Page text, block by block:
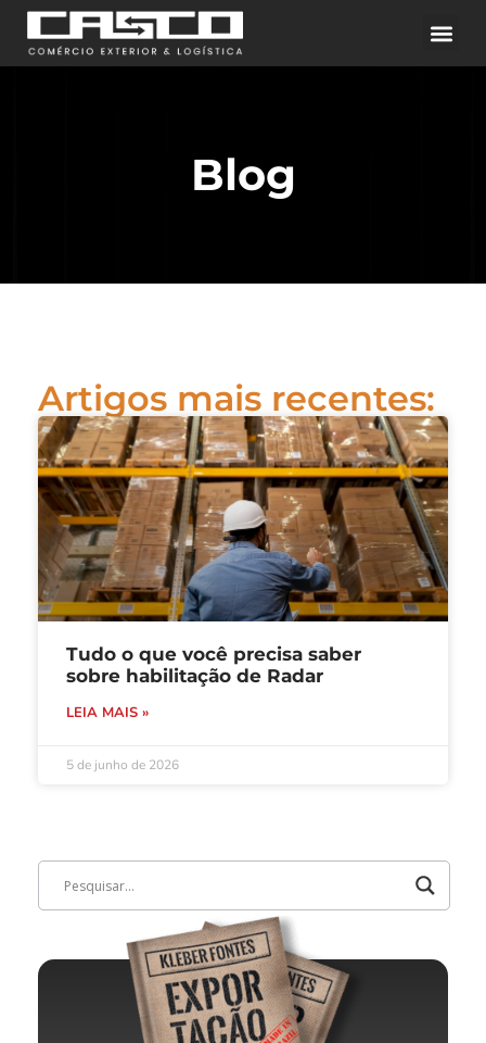
Blog
Artigos mais recentes:
Tudo o que você precisa saber
sobre habilitação de Radar
LEIA MAIS »
5 de junho de 2026